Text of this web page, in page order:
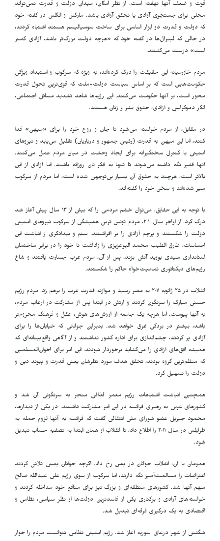
قوت و ضعف آنها نهفته است. از نظر امکان، میدان دولت و قدرت نمی‌تواند
محلی برای جستجوی آزادی یا تحقق آزادی باشد. مارکس و انگلس در گفته خود
که دولت و قدرت دو ابزار اساسی برای ساخت سوسیالیسم هستند اشتباه کردند،
در حالی که لیبرال‌ها در گفته خود که «هرچه دولت بزرگ‌تر باشد، آزادی کمتر
است» درست می‌گفتند.
مردم خاورمیانه این حقیقت را درک کرده‌اند، به ویژه که سرکوب و استبداد ویژگی
حکومت‌هایی است که بر اساس سیاست دولت-ملت که قوی‌ترین تحول قدرت
محور است، بر آنها حکومت می‌کنند. این رژیم‌ها شاهد تشدید مسائل اجتماعی،
انکار دموکراسی و آزادی، حقوق بشر و زنان هستند.
در مقابل، از مردم خواسته می‌شود تا جان و روح خود را برای «میهن» فدا
کنند، اما این میهن به قدرت (رئیس جمهور و درباریان) تقلیل می‌یابد و نیروهای
امنیتی با کنترل سختگیرانه برای ایجاد وحشت در میان مردم عمل می‌کنند.
آنها فقیر نگه داشته می‌شوند تا تنها به فکر نان روزانه باشند. اما آزادی از این
بالاتر است، هرچند به حقوق آن بسیار بی‌توجهی شده است، اما مردم از سرکوب
سیر شده‌اند و سخن خود را گفته‌اند.
با توجه به این حقایق، می‌توان خشم مردمی را که بیش از ١٣ سال پیش آغاز شد
درک کرد. از اواخر سال ٢٠١٠، مردم تونس ترس همیشگی از سرکوب نیروهای امنیتی
دولت را شکستند و پرچم آزادی را بر افراشتند. ستم و بیدادگری و انباشت این
احساسات، طارق الطیب محمد البوعزیزی را واداشت تا خود را در برابر ساختمان
استانداری سیدی بوزید آتش بزند. پس از آن، مردم عرب جسارت یافتند و شاخ
رژیم‌های دیکتاتوری تمامیت‌خواه حاکم را شکستند.
انقلاب در ٢۵ ژانویه ٢٠١١ به مصر رسید و موازنه قدرت غرب را برهم زد. مردم رژیم
حسنی مبارک را سرنگون کردند و ارتش در ابتدا پس از مشارکت در ارعاب مردم،
به آنها پیوست. اما هرچه یک جامعه از ارزش‌های هوش، عقل و فرهنگ محروم‌تر
باشد، بیشتر در بردگی غرق خواهد شد. بنابراین جوانانی که خیابان‌ها را برای
آزادی پر کردند، چشم‌اندازی برای اداره کشور نداشتند و از آگاهی واقع‌بینانه‌ای که
همیشه افق‌های آزادی را می‌گشاید برخوردار نبودند. این امر برای اخوان‌المسلمین
که منظم‌ترین گروه بودند، تحقق هدف مورد نظرشان یعنی قدرت و پیوند دین و
دولت را تسهیل کرد.
همچنین انباشت اشتباهات رژیم معمر قذافی منجر به سرنگونی آن شد و
کشورهای غربی به رهبری فرانسه در این امر مشارکت داشتند. در یکی از دیدارها،
محمود جبریل عضو شورای ملی انتقالی گفت که فرانسه به آنها لزوم حمله به
طرابلس در سال ٢٠١١ را اطلاع داد، تا انقلاب از همان ابتدا به تصفیه حساب تبدیل
شود.
همزمان با آن، انقلاب جوانان در یمن رخ داد. اگرچه جوانان یمنی تلاش کردند
اعتراضات را مسالمت‌آمیز نگه دارند، اما سرکوب از سوی رژیم علی عبدالله صالح
سهم آنها شد. کشورهای منطقه‌ای و بزرگ نیز برای منافع خود مداخله کردند و
خواسته‌های آزادی و برکناری یکی از فاسدترین دولت‌ها از نظر سیاسی، نظامی و
اقتصادی به یک درگیری فرقه‌ای تبدیل شد.
شگفتی از شهر درعای سوریه آغاز شد. رژیم امنیتی نظامی نتوانست مردم را خوار